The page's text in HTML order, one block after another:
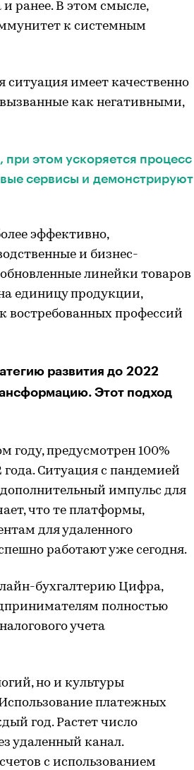
ранее. В этом смысле,
к системным
имеет качественно
как негативными,
этом ускоряется процесс
сервисы и демонстрируют
эффективно,
и бизнес-
линейки товаров
единицу продукции,
востребованных профессий
развития до 2022
Этот подход
году, предусмотрен 100%
Ситуация с пандемией
импульс для
что те платформы,
для удаленного
работают уже сегодня.
бухгалтерию Цифра,
полностью
учета
но и культуры
платежных
год. Растет число
удаленный канал.
с использованием